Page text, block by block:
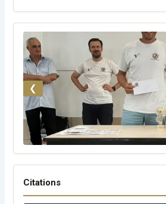
❮
Citations